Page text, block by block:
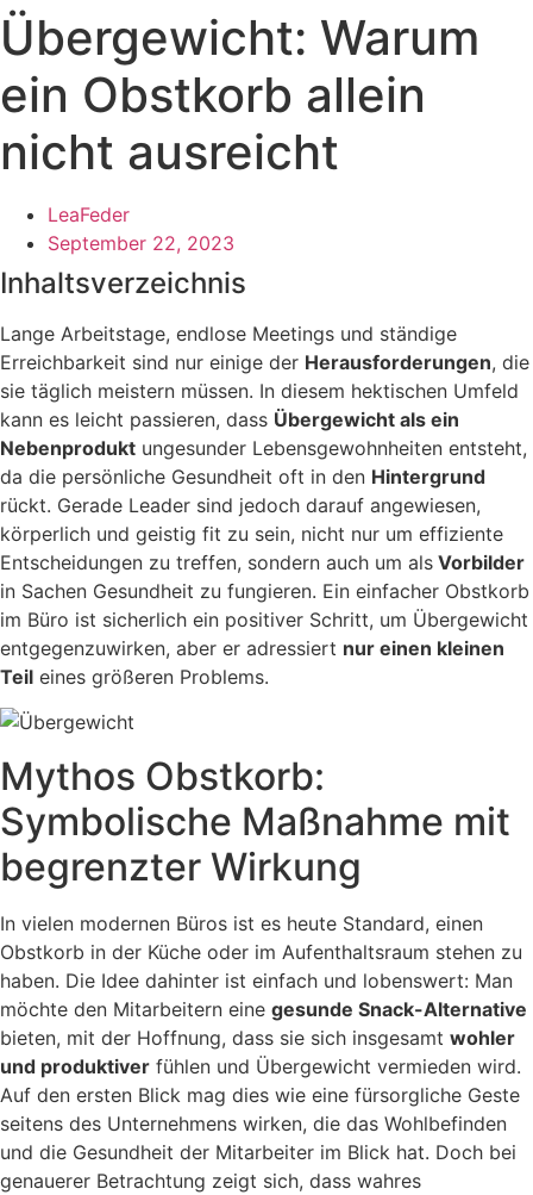
Zum
Inhalt
springen
Übergewicht: Warum
ein Obstkorb allein
nicht ausreicht
LeaFeder
September 22, 2023
Inhaltsverzeichnis
Lange Arbeitstage, endlose Meetings und ständige
Erreichbarkeit sind nur einige der Herausforderungen, die
sie täglich meistern müssen. In diesem hektischen Umfeld
kann es leicht passieren, dass Übergewicht als ein
Nebenprodukt ungesunder Lebensgewohnheiten entsteht,
da die persönliche Gesundheit oft in den Hintergrund
rückt. Gerade Leader sind jedoch darauf angewiesen,
körperlich und geistig fit zu sein, nicht nur um effiziente
Entscheidungen zu treffen, sondern auch um als Vorbilder
in Sachen Gesundheit zu fungieren. Ein einfacher Obstkorb
im Büro ist sicherlich ein positiver Schritt, um Übergewicht
entgegenzuwirken, aber er adressiert nur einen kleinen
Teil eines größeren Problems.
Mythos Obstkorb:
Symbolische Maßnahme mit
begrenzter Wirkung
In vielen modernen Büros ist es heute Standard, einen
Obstkorb in der Küche oder im Aufenthaltsraum stehen zu
haben. Die Idee dahinter ist einfach und lobenswert: Man
möchte den Mitarbeitern eine gesunde Snack-Alternative
bieten, mit der Hoffnung, dass sie sich insgesamt wohler
und produktiver fühlen und Übergewicht vermieden wird.
Auf den ersten Blick mag dies wie eine fürsorgliche Geste
seitens des Unternehmens wirken, die das Wohlbefinden
und die Gesundheit der Mitarbeiter im Blick hat. Doch bei
genauerer Betrachtung zeigt sich, dass wahres